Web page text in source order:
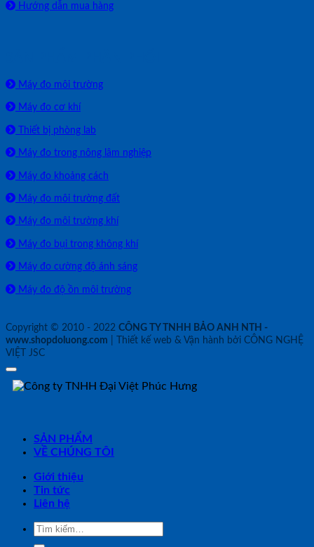
Hướng dẫn mua hàng
Máy đo môi trường
Máy đo cơ khí
Thiết bị phòng lab
Máy đo trong nông lâm nghiệp
Máy đo khoảng cách
Máy đo môi trường đất
Máy đo môi trường khí
Máy đo bụi trong không khí
Máy đo cường độ ánh sáng
Máy đo độ ồn môi trường
Copyright © 2010 - 2022 CÔNG TY TNHH BẢO ANH NTH -
www.shopdoluong.com | Thiết kế web & Vận hành bởi CÔNG NGHỆ
VIỆT JSC
SẢN PHẨM
VỀ CHÚNG TÔI
Giới thiệu
Tin tức
Liên hệ
Tìm
kiếm: